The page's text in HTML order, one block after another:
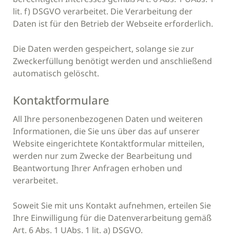
lit. f) DSGVO verarbeitet. Die Verarbeitung der
Daten ist für den Betrieb der Webseite erforderlich.
Die Daten werden gespeichert, solange sie zur
Zweckerfüllung benötigt werden und anschließend
automatisch gelöscht.
Kontaktformulare
All Ihre personenbezogenen Daten und weiteren
Informationen, die Sie uns über das auf unserer
Website eingerichtete Kontaktformular mitteilen,
werden nur zum Zwecke der Bearbeitung und
Beantwortung Ihrer Anfragen erhoben und
verarbeitet.
Soweit Sie mit uns Kontakt aufnehmen, erteilen Sie
Ihre Einwilligung für die Datenverarbeitung gemäß
Art. 6 Abs. 1 UAbs. 1 lit. a) DSGVO.